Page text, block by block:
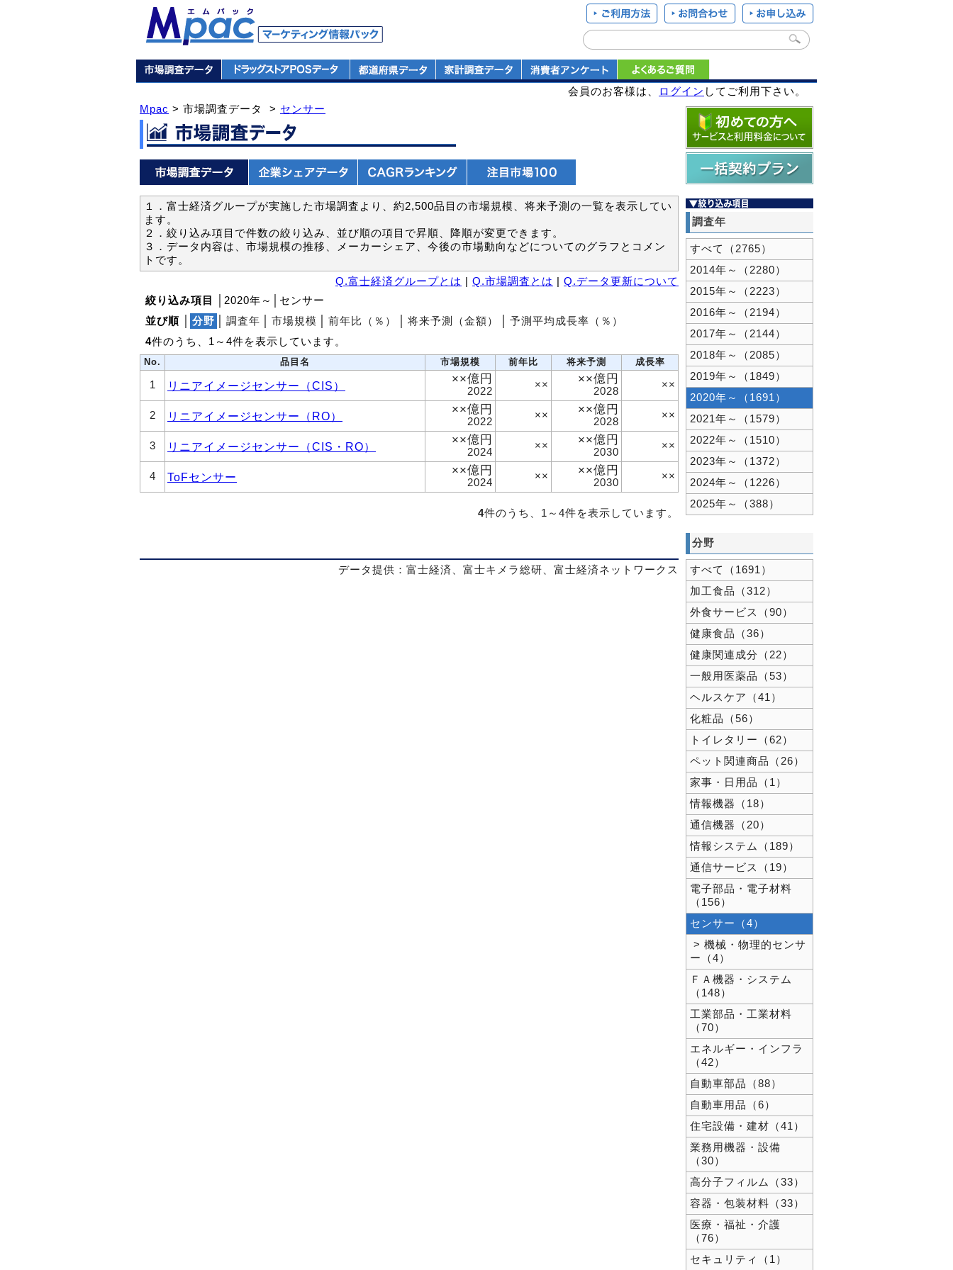
会員のお客様は、 ログイン してご利用下さい。
Mpac > 市場調査データ > センサー
１．富士経済グループが実施した市場調査より、約2,500品目の市場規模、将来予測の一覧を表示してい
ます。
２．絞り込み項目で件数の絞り込み、並び順の項目で昇順、降順が変更できます。
３．データ内容は、市場規模の推移、メーカーシェア、今後の市場動向などについてのグラフとコメン
トです。
Q.富士経済グループとは
Q.市場調査とは
Q.データ更新について
絞り込み項目
│2020年～│センサー
並び順
分野 調査年 市場規模 前年比（％） 将来予測（金額）
予測平均成長率（％）
4件のうち、1～4件を表示しています。
No. 品目名 市場規模 前年比 将来予測 成長率
1 リニアイメージセンサー（CIS） ××億円
2022
×× ××億円
2028
××
2 リニアイメージセンサー（RO） ××億円
2022
×× ××億円
2028
××
3 リニアイメージセンサー（CIS・RO） ××億円
2024
×× ××億円
2030
××
4 ToFセンサー ××億円
2024
×× ××億円
2030
××
4件のうち、1～4件を表示しています。
データ提供：富士経済、富士キメラ総研、富士経済ネットワークス
調査年
すべて（2765）
2014年～（2280）
2015年～（2223）
2016年～（2194）
2017年～（2144）
2018年～（2085）
2019年～（1849）
2020年～（1691）
2021年～（1579）
2022年～（1510）
2023年～（1372）
2024年～（1226）
2025年～（388）
分野
すべて（1691）
加工食品（312）
外食サービス（90）
健康食品（36）
健康関連成分（22）
一般用医薬品（53）
ヘルスケア（41）
化粧品（56）
トイレタリー（62）
ペット関連商品（26）
家事・日用品（1）
情報機器（18）
通信機器（20）
情報システム（189）
通信サービス（19）
電子部品・電子材料
（156）
センサー（4）
> 機械・物理的センサ
ー（4）
ＦＡ機器・システム
（148）
工業部品・工業材料
（70）
エネルギー・インフラ
（42）
自動車部品（88）
自動車用品（6）
住宅設備・建材（41）
業務用機器・設備
（30）
高分子フィルム（33）
容器・包装材料（33）
医療・福祉・介護
（76）
セキュリティ（1）